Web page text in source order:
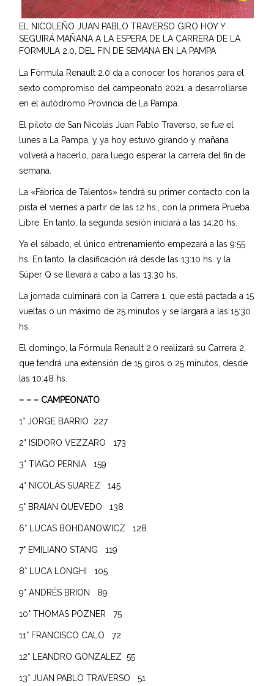
EL NICOLEÑO JUAN PABLO TRAVERSO GIRO HOY Y
SEGUIRÁ MAÑANA A LA ESPERA DE LA CARRERA DE LA
FORMULA 2.0, DEL FIN DE SEMANA EN LA PAMPA
La Fórmula Renault 2.0 da a conocer los horarios para el
sexto compromiso del campeonato 2021, a desarrollarse
en el autódromo Provincia de La Pampa.
El piloto de San Nicolás Juan Pablo Traverso, se fue el
lunes a La Pampa, y ya hoy estuvo girando y mañana
volverá a hacerlo, para luego esperar la carrera del fin de
semana.
La «Fábrica de Talentos» tendrá su primer contacto con la
pista el viernes a partir de las 12 hs., con la primera Prueba
Libre. En tanto, la segunda sesión iniciará a las 14:20 hs.
Ya el sábado, el único entrenamiento empezará a las 9:55
hs. En tanto, la clasificación irá desde las 13:10 hs. y la
Súper Q se llevará a cabo a las 13:30 hs.
La jornada culminará con la Carrera 1, que está pactada a 15
vueltas o un máximo de 25 minutos y se largará a las 15:30
hs.
El domingo, la Fórmula Renault 2.0 realizará su Carrera 2,
que tendrá una extensión de 15 giros o 25 minutos, desde
las 10:48 hs.
– – – CAMPEONATO
1° JORGE BARRIO 227
2° ISIDORO VEZZARO 173
3° TIAGO PERNIA 159
4° NICOLÁS SUAREZ 145
5° BRAIAN QUEVEDO 138
6° LUCAS BOHDANOWICZ 128
7° EMILIANO STANG 119
8° LUCA LONGHI 105
9° ANDRÉS BRION 89
10° THOMAS POZNER 75
11° FRANCISCO CALO 72
12° LEANDRO GONZALEZ 55
13° JUAN PABLO TRAVERSO 51